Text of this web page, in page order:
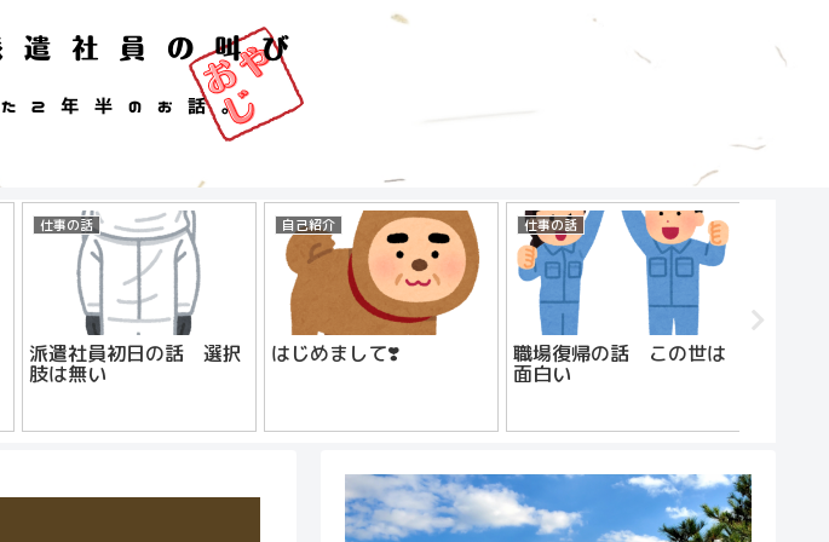
仕事の話
派遣社員初日の話 選択
肢は無い
自己紹介
はじめまして❣️
仕事の話
職場復帰の話 この世は
面白い